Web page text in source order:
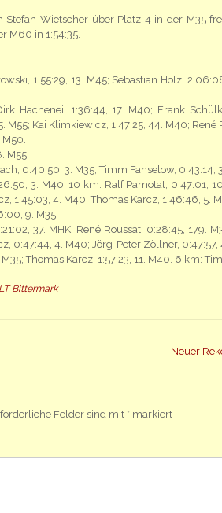
Wietscher über Platz 4 in der M35
M60 in 1:54:35.
1:55:29, 13. M45; Sebastian Holz,
Hachenei, 1:36:44, 17. M40; Frank
Kai Klimkiewicz, 1:47:25, 44. M40; René
M55.
0:40:50, 3. M35; Timm Fanselow, 0:43:14,
3. M40. 10 km: Ralf Pamotat, 0:47:01,
1:45:03, 4. M40; Thomas Karcz, 1:46:46, 5.
9. M35.
37. MHK; René Roussat, 0:28:45, 179.
0:47:44, 4. M40; Jörg-Peter Zöllner, 0:47:57,
Thomas Karcz, 1:57:23, 11. M40. 6 km:
LT Bittermark
Neuer
Felder sind mit * markiert